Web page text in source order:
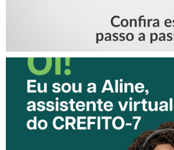
CONHEÇA A